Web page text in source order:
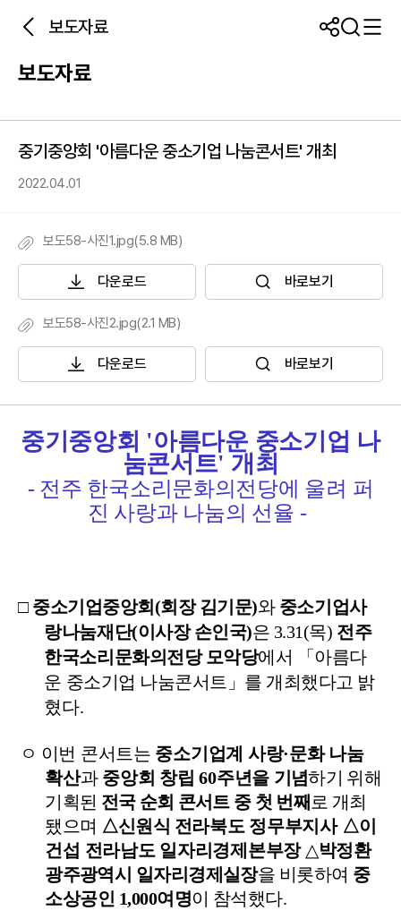
보도자료
보도자료
중기중앙회 '아름다운 중소기업 나눔콘서트' 개최
2022.04.01
보도58-사진1.jpg(5.8 MB)
다운로드 바로보기
보도58-사진2.jpg(2.1 MB)
다운로드 바로보기
중기중앙회 '아름다운 중소기업 나
눔콘서트' 개최
- 전주 한국소리문화의전당에 울려 퍼
진 사랑과 나눔의 선율 -
□ 중소기업중앙회(회장 김기문)와 중소기업사
랑나눔재단(이사장 손인국)은 3.31(목) 전주
한국소리문화의전당 모악당에서 「 아름다
운 중소기업 나눔콘서트 」 를 개최했다고 밝
혔다.
ㅇ 이번 콘서트는 중소기업계 사랑·문화 나눔
확산과 중앙회 창립 60주년을 기념하기 위해
기획된 전국 순회 콘서트 중 첫 번째 로 개최
됐으며 △신원식 전라북도 정무부지사 △이
건섭 전라남도 일자리경제본부장 △박정환
광주광역시 일자리경제실장을 비롯하여 중
소상공인 1,000여명이 참석했다.